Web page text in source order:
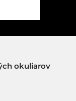
okuliarov